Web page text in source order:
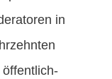
in